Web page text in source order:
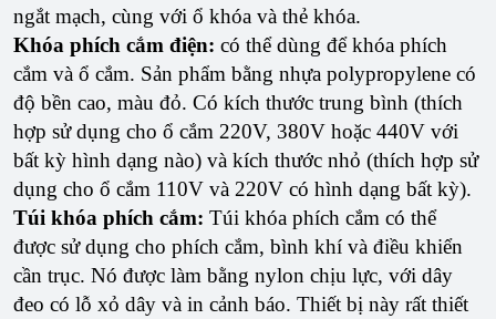
ngắt mạch, cùng với ổ khóa và thẻ khóa.
Khóa phích cắm điện: có thể dùng để khóa phích
cắm và ổ cắm. Sản phẩm bằng nhựa polypropylene có
độ bền cao, màu đỏ. Có kích thước trung bình (thích
hợp sử dụng cho ổ cắm 220V, 380V hoặc 440V với
bất kỳ hình dạng nào) và kích thước nhỏ (thích hợp sử
dụng cho ổ cắm 110V và 220V có hình dạng bất kỳ).
Túi khóa phích cắm: Túi khóa phích cắm có thể
được sử dụng cho phích cắm, bình khí và điều khiển
cần trục. Nó được làm bằng nylon chịu lực, với dây
đeo có lỗ xỏ dây và in cảnh báo. Thiết bị này rất thiết